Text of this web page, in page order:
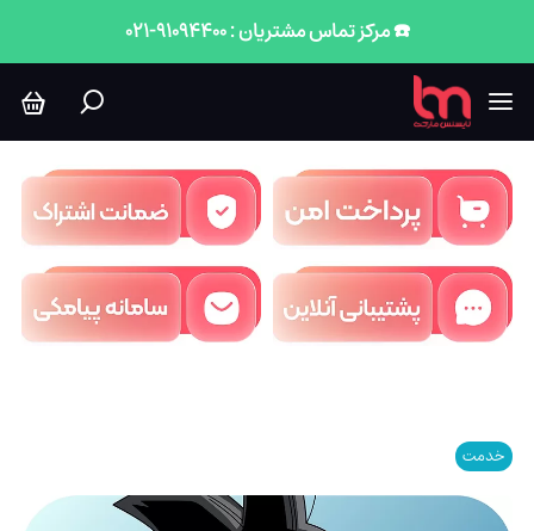
☎️ مرکز تماس مشتریان : 91094400-021
خدمت